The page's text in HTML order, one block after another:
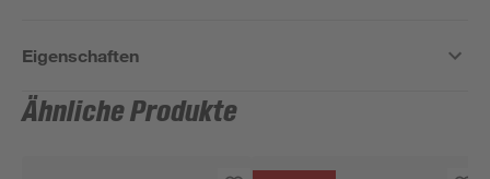
Eigenschaften
Ähnliche Produkte